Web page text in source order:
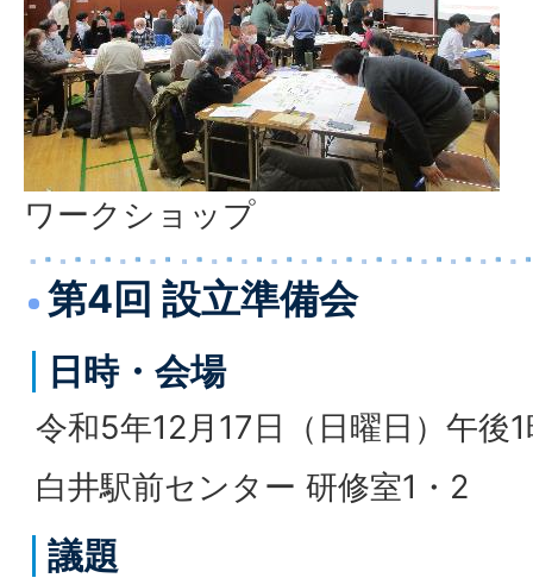
ワークショップ
第4回 設立準備会
日時・会場
令和5年12月17日（日曜日）午後
白井駅前センター 研修室1・2
議題